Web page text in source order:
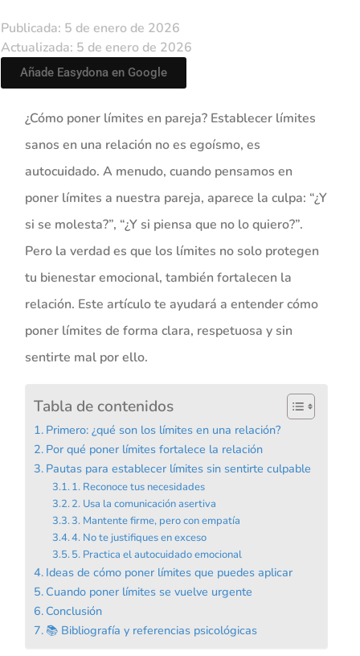
Publicada: 5 de enero de 2026
Actualizada: 5 de enero de 2026
Añade Easydona en Google
¿Cómo poner límites en pareja? Establecer límites
sanos en una relación no es egoísmo, es
autocuidado. A menudo, cuando pensamos en
poner límites a nuestra pareja, aparece la culpa: “¿Y
si se molesta?”, “¿Y si piensa que no lo quiero?”.
Pero la verdad es que los límites no solo protegen
tu bienestar emocional, también fortalecen la
relación. Este artículo te ayudará a entender cómo
poner límites de forma clara, respetuosa y sin
sentirte mal por ello.
Tabla de contenidos
Primero: ¿qué son los límites en una relación?
Por qué poner límites fortalece la relación
Pautas para establecer límites sin sentirte culpable
1. Reconoce tus necesidades
2. Usa la comunicación asertiva
3. Mantente firme, pero con empatía
4. No te justifiques en exceso
5. Practica el autocuidado emocional
Ideas de cómo poner límites que puedes aplicar
Cuando poner límites se vuelve urgente
Conclusión
📚 Bibliografía y referencias psicológicas